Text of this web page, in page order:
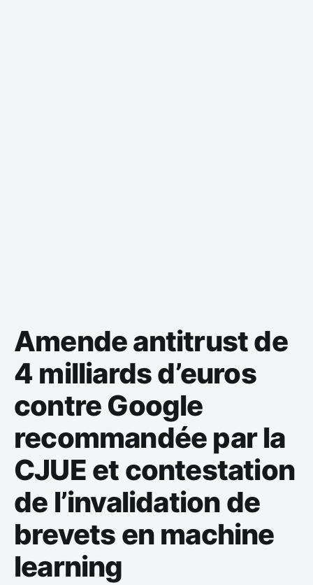
Amende antitrust de
4 milliards d’euros
contre Google
recommandée par la
CJUE et contestation
de l’invalidation de
brevets en machine
learning